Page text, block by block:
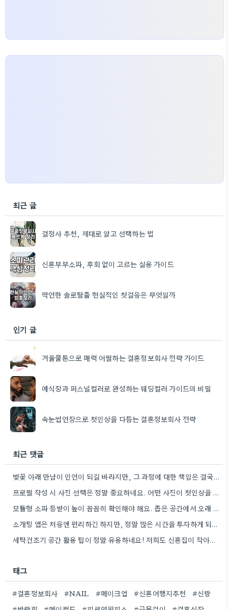
최근 글
결정사 추천, 제대로 알고 선택하는 법
신혼부부소파, 후회 없이 고르는 실용 가이드
막연한 솔로탈출 현실적인 첫걸음은 무엇일까
인기 글
겨울쿨톤으로 매력 어필하는 결혼정보회사 전략 가이드
예식장과 퍼스널컬러로 완성하는 웨딩컬러 가이드의 비밀
속눈썹연장으로 첫인상을 다듬는 결혼정보회사 전략
최근 댓글
벚꽃 아래 만남이 인연이 되길 바라지만, 그 과정에 대한 책임은 결국 본인에게 있다는 말씀이 와닿네요.
프로필 작성 시 사진 선택은 정말 중요하네요. 어떤 사진이 첫인상을 결정하는지가 생각보다 훨씬 큰 영향을…
모듈형 소파 등받이 높이 꼼꼼히 확인해야 해요. 좁은 공간에서 오래 앉아있으면 불편할 수 있거든요.
소개팅 앱은 처음엔 편리하긴 하지만, 정말 많은 시간을 투자하게 되는 것 같아요.
세탁건조기 공간 활용 팁이 정말 유용하네요! 저희도 신혼집이 작아서 비슷한 고민을 많이 했었는데, 직렬 설치를…
태그
#결혼정보회사 #NAIL #메이크업 #신혼여행지추천
#신랑